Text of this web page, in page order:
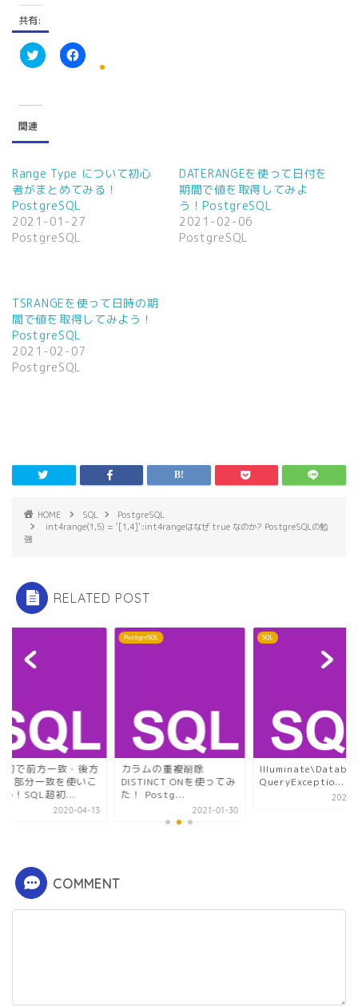
共有:
ク
し
て
T
w
t
e
r
で
共
有
(
新
ン
ド
ウ
で
開
き
ま
す
F
有
す
る
に
は
ク
リ
ッ
だ
さ
い
(
新
し
い
ウ
す
関連
Range Type について初心
者がまとめてみる！
PostgreSQL
2021-01-27
PostgreSQL
DATERANGEを使って日付を
期間で値を取得してみよ
う！PostgreSQL
2021-02-06
PostgreSQL
TSRANGEを使って日時の期
間で値を取得してみよう！
PostgreSQL
2021-02-07
PostgreSQL
HOME SQL
PostgreSQL
int4range(1,5) = ‘[1,4]’::int4rangeはなぜ true なのか? PostgreSQLの勉
強
RELATED POST
句で前方一致・後方
・部分一致を使いこ
う！SQL超初...
2020-04-13
PostgreSQL
カラムの重複削除
DISTINCT ONを使ってみ
た！ Postg...
2021-01-30
SQL
QueryExceptio...
2020-
COMMENT